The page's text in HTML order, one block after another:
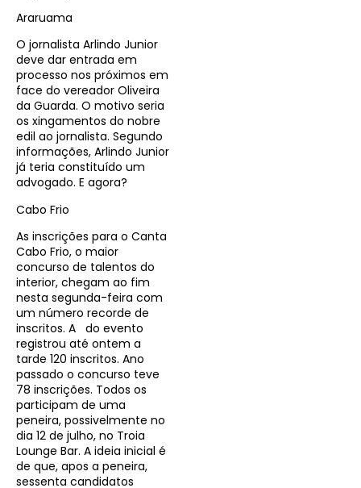
Araruama
O jornalista Arlindo Junior
deve dar entrada em
processo nos próximos em
face do vereador Oliveira
da Guarda. O motivo seria
os xingamentos do nobre
edil ao jornalista. Segundo
informações, Arlindo Junior
já teria constituído um
advogado. E agora?
Cabo Frio
As inscrições para o Canta
Cabo Frio, o maior
concurso de talentos do
interior, chegam ao fim
nesta segunda-feira com
um número recorde de
inscritos. A do evento
registrou até ontem a
tarde 120 inscritos. Ano
passado o concurso teve
78 inscrições. Todos os
participam de uma
peneira, possivelmente no
dia 12 de julho, no Troia
Lounge Bar. A ideia inicial é
de que, apos a peneira,
sessenta candidatos